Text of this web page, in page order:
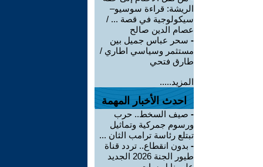
الريشة: قراءة سوسيو–
سيكولوجية في قصة ... /
عصام الدين صالح
- سحر عباس جميل بين
مستثمر وسياسي اطاري /
طارق فتحي
المزيد.....
احدث الأخبار المهمة
- صيف السخط.. حرب
ورسوم جمركية وتماثيل
تبتلع رئاسة ترامب الثان ...
- بدون انقطاع.. تردد قناة
طيور الجنة 2026 الجديد